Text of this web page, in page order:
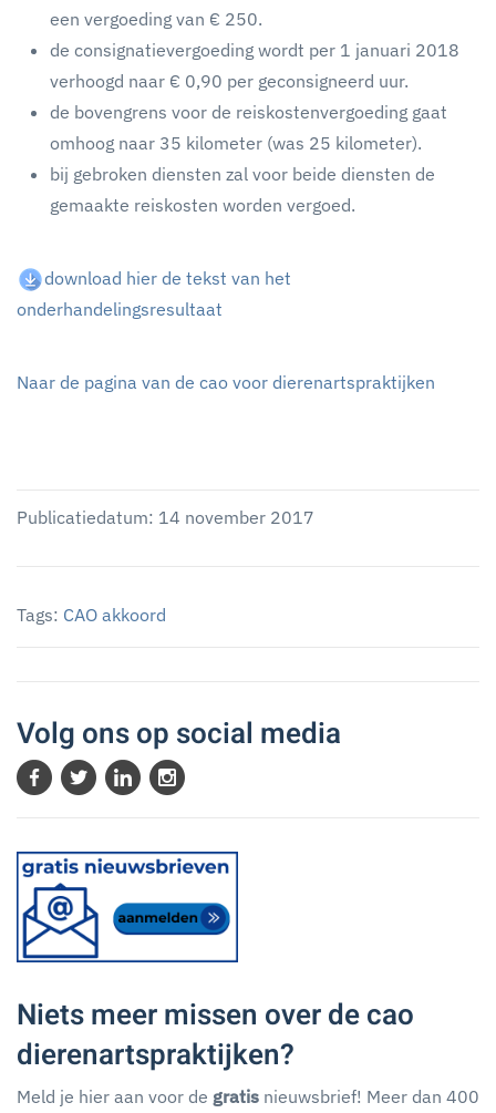
een vergoeding van € 250.
de consignatievergoeding wordt per 1 januari 2018
verhoogd naar € 0,90 per geconsigneerd uur.
de bovengrens voor de reiskostenvergoeding gaat
omhoog naar 35 kilometer (was 25 kilometer).
bij gebroken diensten zal voor beide diensten de
gemaakte reiskosten worden vergoed.
download hier de tekst van het
onderhandelingsresultaat
Naar de pagina van de cao voor dierenartspraktijken
Publicatiedatum: 14 november 2017
Tags: CAO akkoord
Volg ons op social media
Niets meer missen over de cao
dierenartspraktijken?
Meld je hier aan voor de gratis nieuwsbrief! Meer dan 400